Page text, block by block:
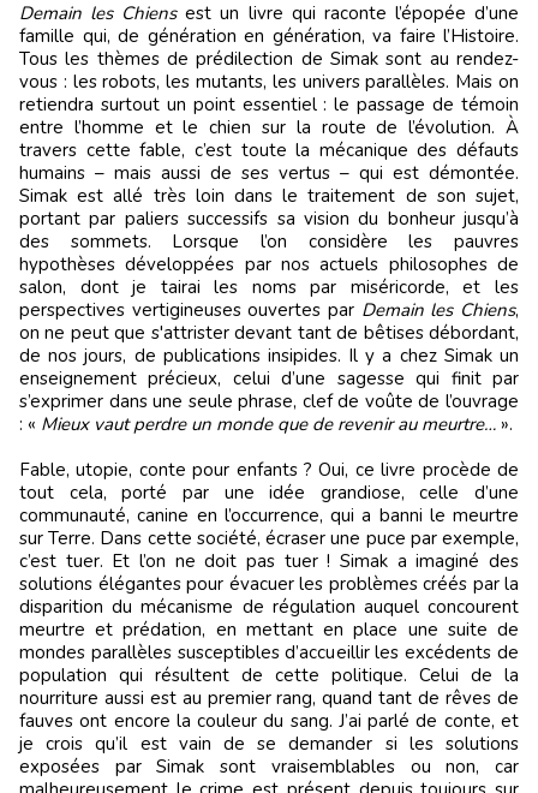
Demain les Chiensest un livre qui raconte l’épopée d’une
famille qui, de génération en génération, va faire l’Histoire.
Tous les thèmes de prédilection de Simak sont au rendez-
vous : les robots, les mutants, les univers parallèles. Mais on
retiendra surtout un point essentiel : le passage de témoin
entre l’homme et le chien sur la route de l’évolution. À
travers cette fable, c’est toute la mécanique des défauts
humains – mais aussi de ses vertus – qui est démontée.
Simak est allé très loin dans le traitement de son sujet,
portant par paliers successifs sa vision du bonheur jusqu’à
des sommets. Lorsque l’on considère les pauvres
hypothèses développées par nos actuels philosophes de
salon, dont je tairai les noms par miséricorde, et les
perspectives vertigineuses ouvertes par Demain les Chiens,
on ne peut que s'attrister devant tant de bêtises débordant,
de nos jours, de publications insipides. Il y a chez Simak un
enseignement précieux, celui d’une sagesse qui finit par
s’exprimer dans une seule phrase, clef de voûte de l’ouvrage
: « Mieux vaut perdre un monde que de revenir au meurtre… ».
Fable, utopie, conte pour enfants ? Oui, ce livre procède de
tout cela, porté par une idée grandiose, celle d’une
communauté, canine en l’occurrence, qui a banni le meurtre
sur Terre. Dans cette société, écraser une puce par exemple,
c’est tuer. Et l’on ne doit pas tuer ! Simak a imaginé des
solutions élégantes pour évacuer les problèmes créés par la
disparition du mécanisme de régulation auquel concourent
meurtre et prédation, en mettant en place une suite de
mondes parallèles susceptibles d’accueillir les excédents de
population qui résultent de cette politique. Celui de la
nourriture aussi est au premier rang, quand tant de rêves de
fauves ont encore la couleur du sang. J’ai parlé de conte, et
je crois qu’il est vain de se demander si les solutions
exposées par Simak sont vraisemblables ou non, car